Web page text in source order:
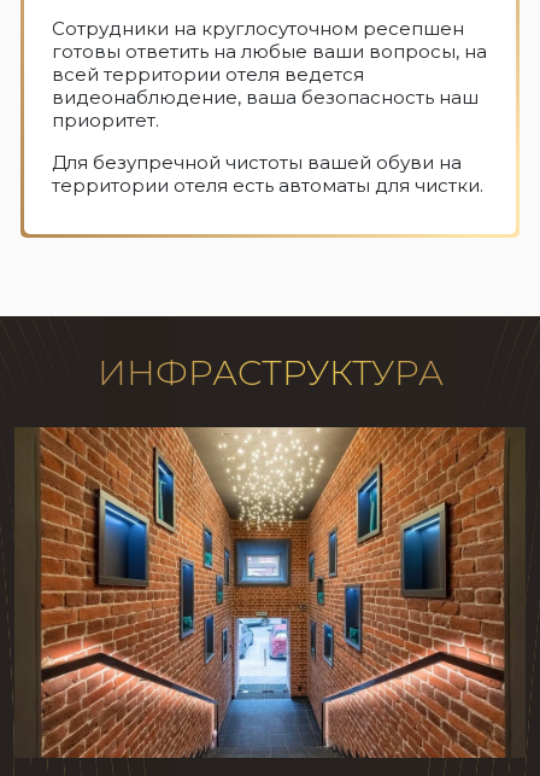
Сотрудники на круглосуточном ресепшен
готовы ответить на любые ваши вопросы, на
всей территории отеля ведется
видеонаблюдение, ваша безопасность наш
приоритет.
Для безупречной чистоты вашей обуви на
территории отеля есть автоматы для чистки.
ИНФРАСТРУКТУРА